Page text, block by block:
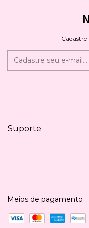
Suporte
Meios de pagamento